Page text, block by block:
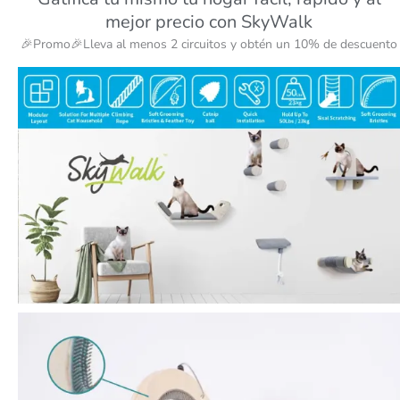
mejor precio con SkyWalk
🎉Promo🎉Lleva al menos 2 circuitos y obtén un 10% de descuento